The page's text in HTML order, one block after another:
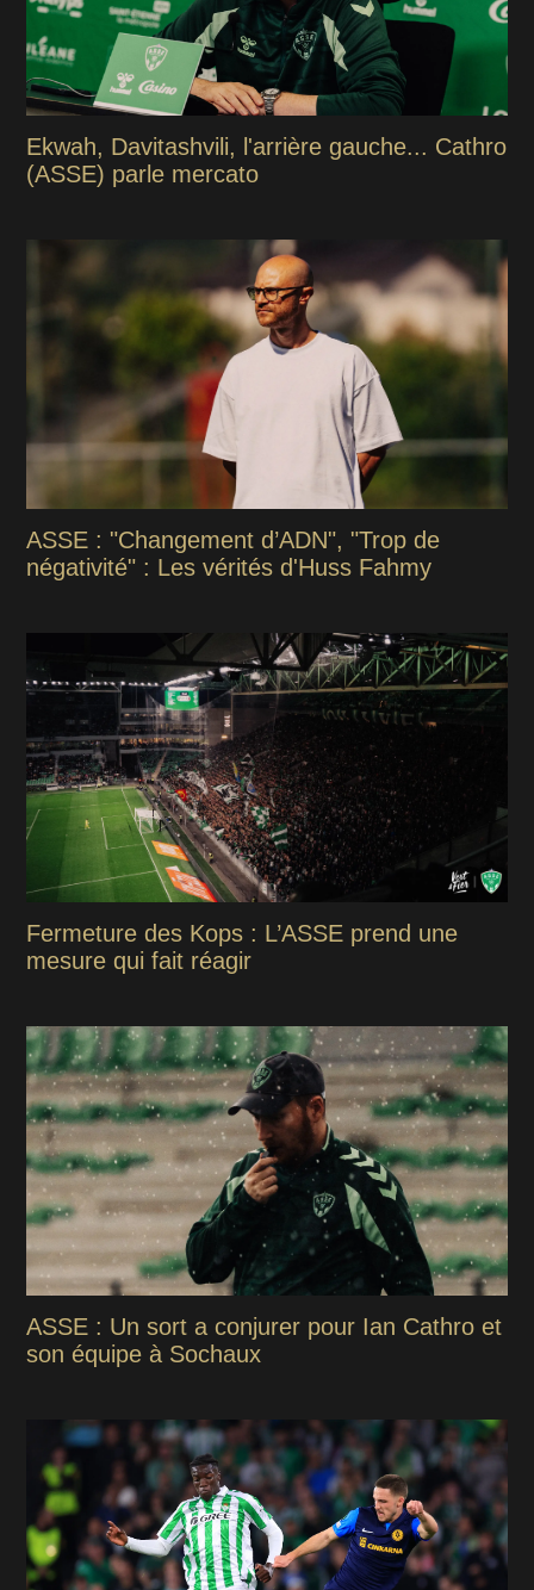
Ekwah, Davitashvili, l'arrière gauche... Cathro
(ASSE) parle mercato
ASSE : "Changement d’ADN", "Trop de
négativité" : Les vérités d'Huss Fahmy
Fermeture des Kops : L’ASSE prend une
mesure qui fait réagir
ASSE : Un sort a conjurer pour Ian Cathro et
son équipe à Sochaux